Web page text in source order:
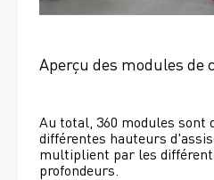
Aperçu des modules de
Au total, 360 modules sont
différentes hauteurs
multiplient par les
profondeurs.